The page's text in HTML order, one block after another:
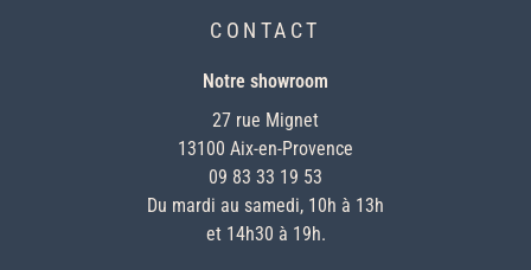
CONTACT
Notre showroom
27 rue Mignet
13100 Aix-en-Provence
09 83 33 19 53
Du mardi au samedi, 10h à 13h
et 14h30 à 19h.